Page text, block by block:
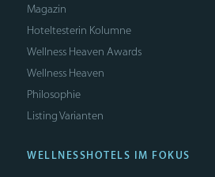
Magazin
Hoteltesterin Kolumne
Wellness Heaven Awards
Wellness Heaven
Philosophie
Listing Varianten
WELLNESSHOTELS IM FOKUS